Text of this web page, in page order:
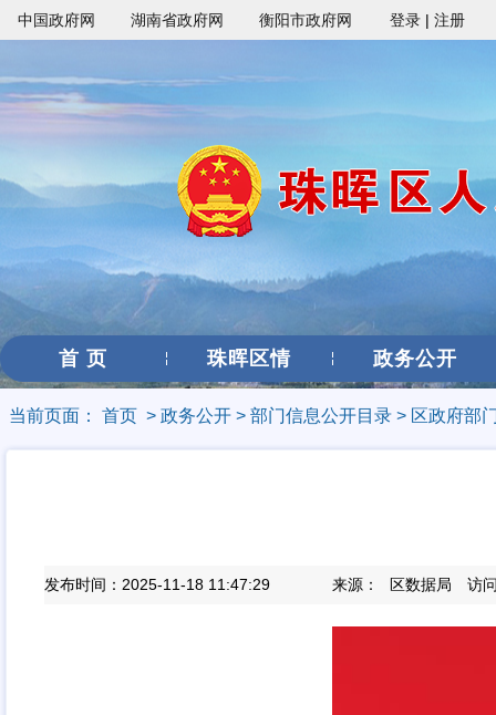
中国政府网 湖南省政府网 衡阳市政府网 登录 | 注册
首 页 珠晖区情 政务公开
当前页面： 首页 > 政务公开 > 部门信息公开目录 > 区政府部
发布时间：2025-11-18 11:47:29 来源： 区数据局 访